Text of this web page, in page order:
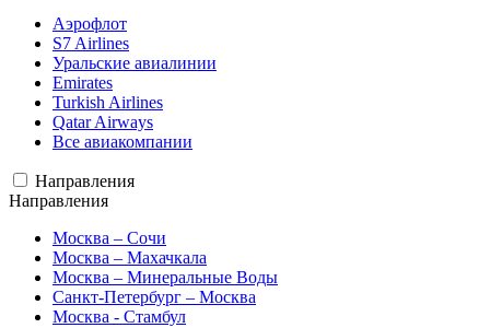
Аэрофлот
S7 Airlines
Уральские авиалинии
Emirates
Turkish Airlines
Qatar Airways
Все авиакомпании
Направления
Направления
Москва – Сочи
Москва – Махачкала
Москва – Минеральные Воды
Санкт-Петербург – Москва
Москва - Стамбул